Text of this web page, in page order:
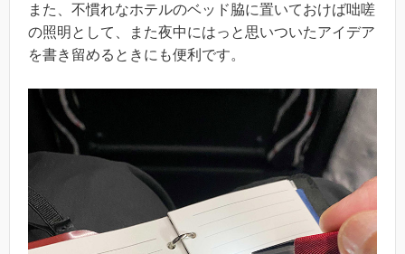
また、不慣れなホテルのベッド脇に置いておけば咄嗟
の照明として、また夜中にはっと思いついたアイデア
を書き留めるときにも便利です。